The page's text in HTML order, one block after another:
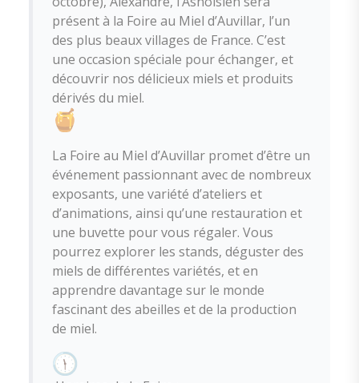
présent à la Foire au Miel d’Auvillar, l’un
des plus beaux villages de France. C’est
une occasion spéciale pour échanger, et
découvrir nos délicieux miels et produits
dérivés du miel.
La Foire au Miel d’Auvillar promet d’être un
événement passionnant avec de nombreux
exposants, une variété d’ateliers et
d’animations, ainsi qu’une restauration et
une buvette pour vous régaler. Vous
pourrez explorer les stands, déguster des
miels de différentes variétés, et en
apprendre davantage sur le monde
fascinant des abeilles et de la production
de miel.